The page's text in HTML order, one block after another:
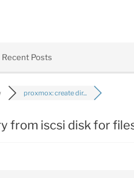
Recent Posts
proxmox: create dir...
from iscsi disk for